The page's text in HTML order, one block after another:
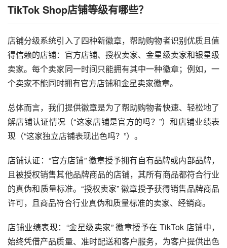
TikTok Shop店铺等级有哪些？
店铺分级系统引入了四种新徽章，帮助购物者识别优质且值
得信赖的店铺：官方店铺、授权卖家、金星级卖家和银星级
卖家。每个卖家同一时间只能拥有其中一种徽章；例如，一
个卖家不能同时拥有官方店铺和金星卖家徽章。
总体而言，我们提供徽章是为了帮助购物者快速、轻松地了
解店铺认证情况（“这家店铺是官方的吗？”）和店铺业绩表
现（“这家独立店铺表现出色吗？”）。
店铺认证：“官方店铺” 徽章授予拥有自有品牌或内部品牌，
且被授权销售其他品牌商品的店铺，其所有商品都符合行业
的真伪和质量标准。“授权卖家” 徽章授予获得销售品牌商品
许可，且商品符合行业真伪和质量标准的卖家、经销商。
店铺业绩表现：“金星级卖家” 徽章授予在 TikTok 店铺中，
始终凭借产品质量、准时配送和客户服务，为客户提供出色